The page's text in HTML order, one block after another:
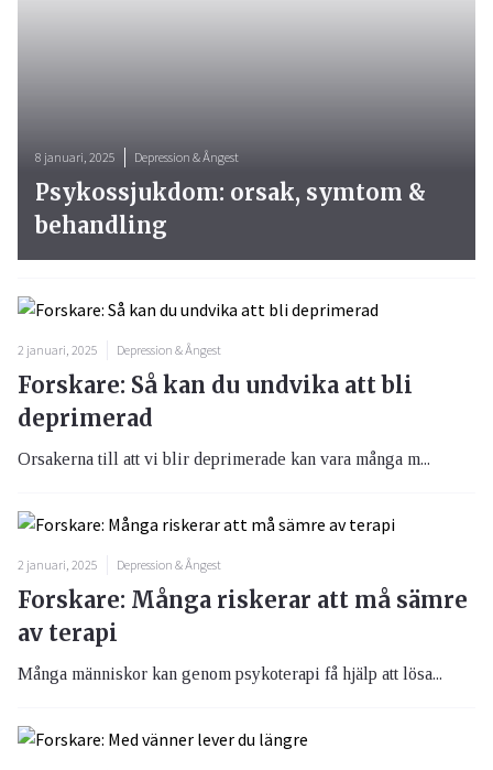
8 januari, 2025 Depression & Ångest
Psykossjukdom: orsak, symtom &
behandling
2 januari, 2025 Depression & Ångest
Forskare: Så kan du undvika att bli
deprimerad
Orsakerna till att vi blir deprimerade kan vara många m...
2 januari, 2025 Depression & Ångest
Forskare: Många riskerar att må sämre
av terapi
Många människor kan genom psykoterapi få hjälp att lösa...